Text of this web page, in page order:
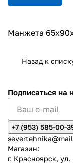
Манжета
Назад к
Подписаться на
+7 (953) 585-00-
Магазин:
г. Красноярск,